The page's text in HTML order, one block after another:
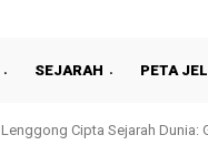
SEJARAH PETA
Lenggong Cipta Sejarah Dunia:
Sultan Nazrin Shah Berbuka